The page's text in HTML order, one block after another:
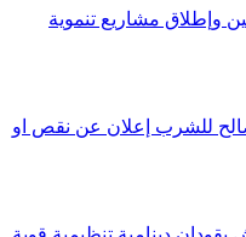
مشاريع تنموية
للشرب إعلان عن نقص او